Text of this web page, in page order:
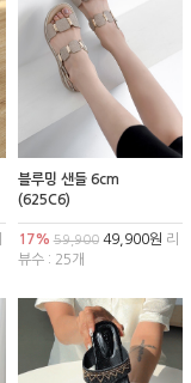
블루밍 샌들 6cm
(625C6)
17% 59,90049,900원 리
뷰수 : 25개